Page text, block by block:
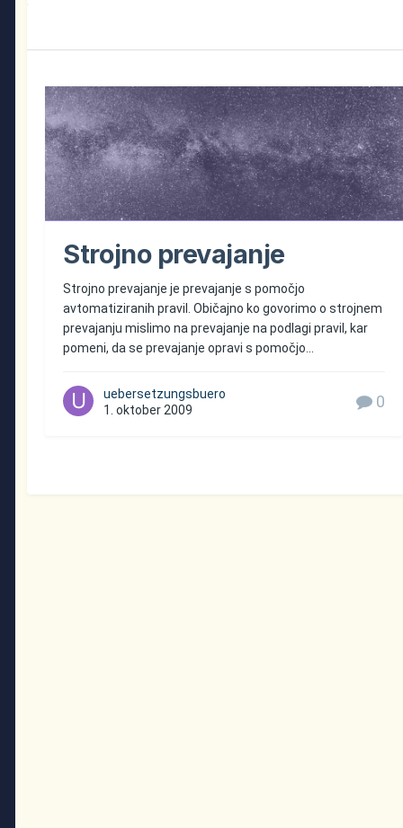
Strojno prevajanje
Strojno prevajanje je prevajanje s pomočjo
avtomatiziranih pravil. Običajno ko govorimo o strojnem
prevajanju mislimo na prevajanje na podlagi pravil, kar
pomeni, da se prevajanje opravi s pomočjo...
uebersetzungsbuero
1. oktober 2009
0